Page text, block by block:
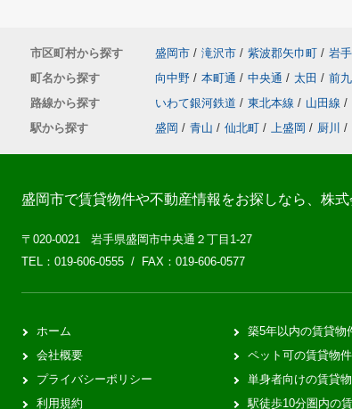
市区町村から探す 盛岡市 / 滝沢市 / 紫波郡矢巾町 / 岩
町名から探す
向中野 / 本町通 / 中央通 / 太田 / 前
路線から探す
いわて銀河鉄道 / 東北本線 / 山田線 /
駅から探す
盛岡 / 青山 / 仙北町 / 上盛岡 / 厨川 /
盛岡市で賃貸物件や不動産情報をお探しなら、株
〒020-0021 岩手県盛岡市中央通２丁目1-27
TEL：019-606-0555 / FAX：019-606-0577
ホーム
会社概要
プライバシーポリシー
利用規約
築5年以内の賃貸物
ペット可の賃貸物件
単身者向けの賃貸
駅徒歩10分圏内の